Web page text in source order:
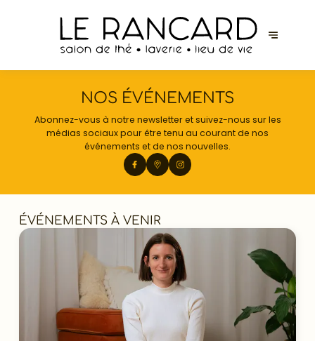
NOS ÉVÉNEMENTS
Abonnez-vous à notre newsletter et suivez-nous sur les
médias sociaux pour être tenu au courant de nos
événements et de nos nouvelles.
ÉVÉNEMENTS À VENIR